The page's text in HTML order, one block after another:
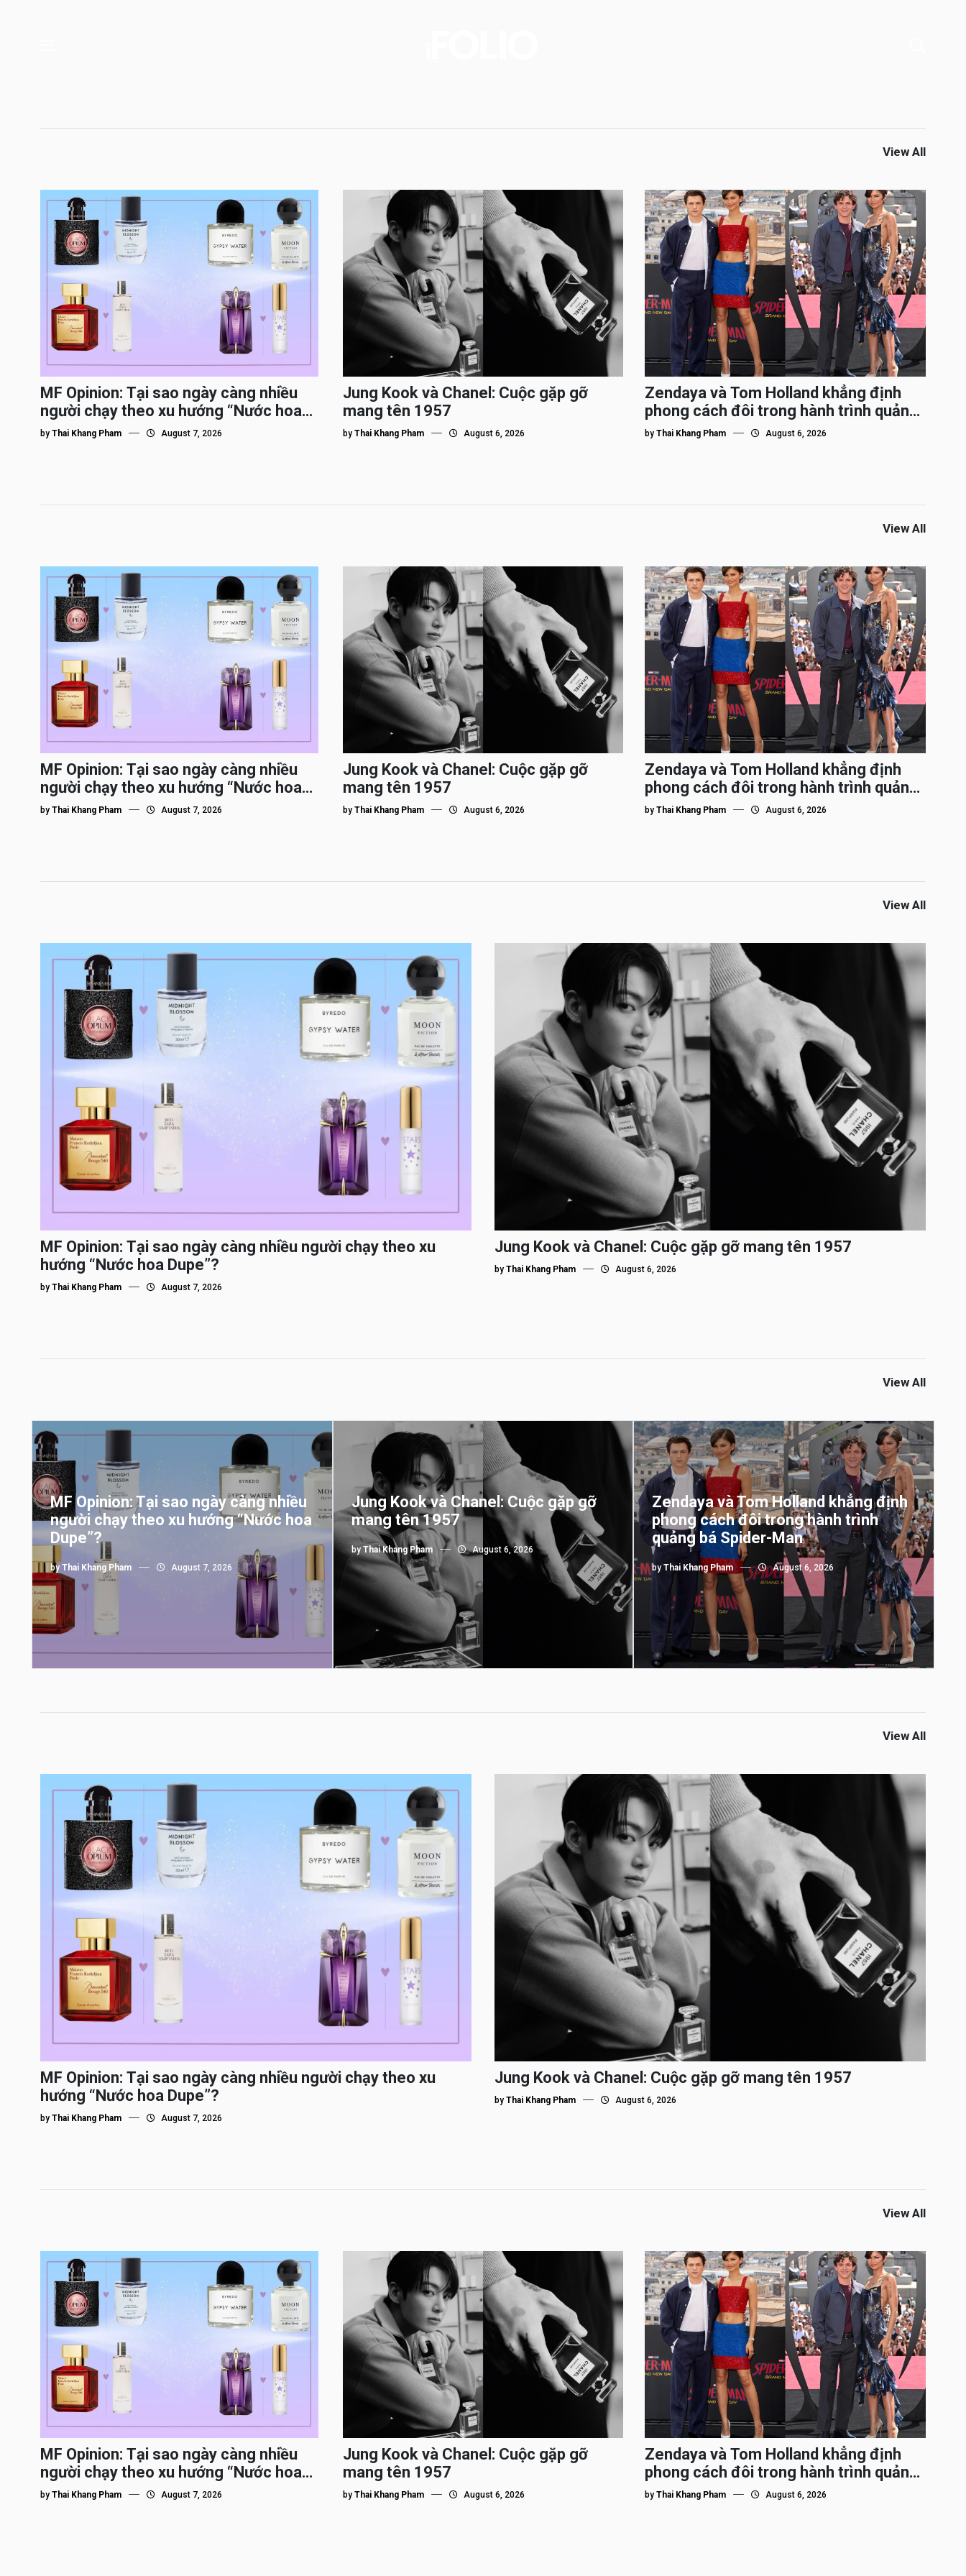
View All
MF Opinion: Tại sao ngày càng nhiều
người chạy theo xu hướng “Nước hoa
Dupe”?
by Thai Khang Pham August 7, 2026
Jung Kook và Chanel: Cuộc gặp gỡ
mang tên 1957
by Thai Khang Pham August 6, 2026
Zendaya và Tom Holland khẳng định
phong cách đôi trong hành trình quảng
bá Spider-Man
byThai Khang Pham August 6, 2026
View All
MF Opinion: Tại sao ngày càng nhiều
người chạy theo xu hướng “Nước hoa
Dupe”?
by Thai Khang Pham August 7, 2026
Jung Kook và Chanel: Cuộc gặp gỡ
mang tên 1957
by Thai Khang Pham August 6, 2026
Zendaya và Tom Holland khẳng định
phong cách đôi trong hành trình quảng
bá Spider-Man
byThai Khang Pham August 6, 2026
View All
MF Opinion: Tại sao ngày càng nhiều người chạy theo xu
hướng “Nước hoa Dupe”?
by Thai Khang Pham August 7, 2026
Jung Kook và Chanel: Cuộc gặp gỡ mang tên 1957
by Thai Khang Pham August 6, 2026
View All
MF Opinion: Tại sao ngày càng nhiều
người chạy theo xu hướng “Nước hoa
Dupe”?
by Thai Khang Pham August 7, 2026
Jung Kook và Chanel: Cuộc gặp gỡ
mang tên 1957
by Thai Khang Pham August 6, 2026
Zendaya và Tom Holland khẳng định
phong cách đôi trong hành trình
quảng bá Spider-Man
byThai Khang Pham August 6, 2026
View All
MF Opinion: Tại sao ngày càng nhiều người chạy theo xu
hướng “Nước hoa Dupe”?
by Thai Khang Pham August 7, 2026
Jung Kook và Chanel: Cuộc gặp gỡ mang tên 1957
by Thai Khang Pham August 6, 2026
View All
MF Opinion: Tại sao ngày càng nhiều
người chạy theo xu hướng “Nước hoa
Dupe”?
by Thai Khang Pham August 7, 2026
Jung Kook và Chanel: Cuộc gặp gỡ
mang tên 1957
by Thai Khang Pham August 6, 2026
Zendaya và Tom Holland khẳng định
phong cách đôi trong hành trình quảng
bá Spider-Man
byThai Khang Pham August 6, 2026